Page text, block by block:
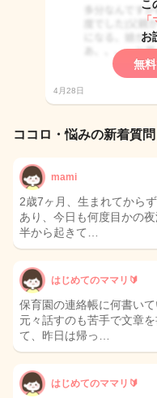
こ
「
お
無
4月28日
ココロ・悩みの新着質問
mami
2歳7ヶ月、生まれてから
あり、今日も何度目かの
半から起きて…
はじめてのママリ🔰
保育園の連絡帳に何書い
元々話すのも苦手で文章
て、昨日は帰っ…
はじめてのママリ🔰